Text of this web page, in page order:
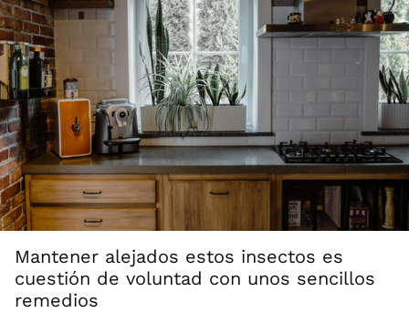
Mantener alejados estos insectos es
cuestión de voluntad con unos sencillos
remedios